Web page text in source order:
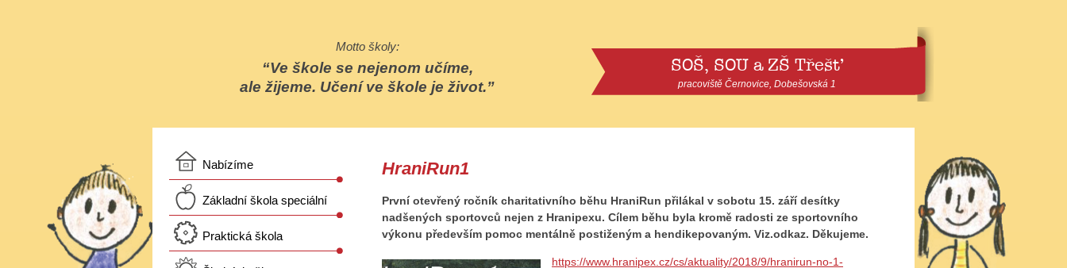
Motto školy:
Ve škole se nejenom učíme,
ale žijeme. Učení ve škole je život.
SOŠ, SOU a ZŠ Třešť
pracoviště Černovice, Dobešovská 1
HraniRun1
První otevřený ročník charitativního běhu HraniRun přilákal v sobotu 15. září desítky
nadšených sportovců nejen z Hranipexu. Cílem běhu byla kromě radosti ze sportovního
výkonu především pomoc mentálně postiženým a hendikepovaným. Viz.odkaz. Děkujeme.
https://www.hranipex.cz/cs/aktuality/2018/9/hranirun-no-1-
Nabízíme
Základní škola speciální
Praktická škola